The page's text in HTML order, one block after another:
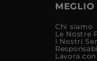
MEGLIO
Chi siamo
Le Nostre
I Nostri
Lavora